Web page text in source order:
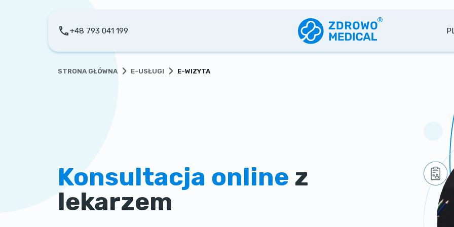
+48 793 041 199
STRONA GŁÓWNA › E-USŁUGI › E-WIZYTA
Konsultacja online z
lekarzem